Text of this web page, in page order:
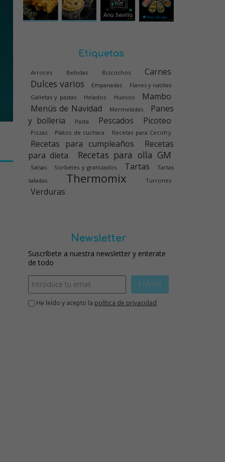
Etiquetas
Arroces Bebidas Bizcochos Carnes
Dulces varios Empanadas
Flanes y natillas
Galletas y pastas
Helados Huevos
Mambo
Menús de Navidad
Mermeladas
Panes
y bolleria
Pasta Pescados Picoteo
Pizzas Platos de cuchara Recetas para Cecofry
Recetas para cumpleaños
Recetas
para dieta
Recetas para olla GM
Salsas Sorbetes y granizados Tartas
Tartas
saladas
Thermomix Turrones
Verduras
Newsletter
Suscríbete a nuestra newsletter y enterate
de todo
ENVIAR
He leído y acepto la política de privacidad